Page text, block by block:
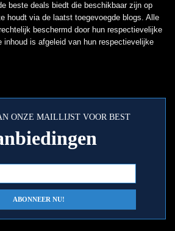
beste deals biedt die beschikbaar zijn op
houdt via de laatst toegevoegde blogs. Alle
beschermd door hun respectievelijke
inhoud is afgeleid van hun respectievelijke
ONZE MAILLIJST VOOR BEST